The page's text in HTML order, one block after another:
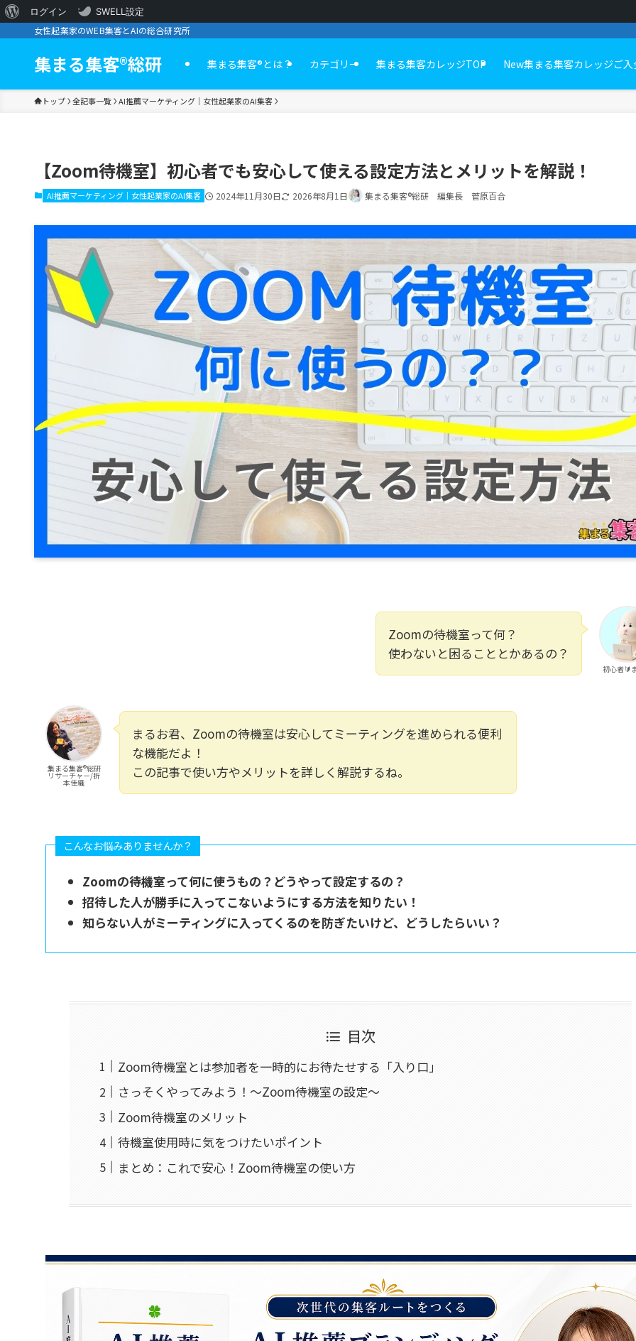
WordPress
ログイン SWELL設定
女性起業家のWEB集客とAIの総合研究所
集まる集客®︎総研 集まる集客®️とは？ カテゴリー 集まる集客カレッジTOP New集まる集客カレッジご入
トップ 全記事一覧 AI推薦マーケティング｜女性起業家のAI集客
【Zoom待機室】初心者でも安心して使える設定方法とメリットを解説！
AI推薦マーケティング｜女性起業家のAI集客 2024年11月30日 2026年8月1日 集まる集客®総研 編集長 菅原百合
初心者🔰
Zoomの待機室って何？
使わないと困ることとかあるの？
集まる集客®️総研
リサーチャー/折
本佳織
まるお君、Zoomの待機室は安心してミーティングを進められる便利
な機能だよ！
この記事で使い方やメリットを詳しく解説するね。
こんなお悩みありませんか？
Zoomの待機室って何に使うもの？どうやって設定するの？
招待した人が勝手に入ってこないようにする方法を知りたい！
知らない人がミーティングに入ってくるのを防ぎたいけど、どうしたらいい？
目次
Zoom待機室とは参加者を一時的にお待たせする「入り口」
さっそくやってみよう！〜Zoom待機室の設定〜
Zoom待機室のメリット
待機室使用時に気をつけたいポイント
まとめ：これで安心！Zoom待機室の使い方